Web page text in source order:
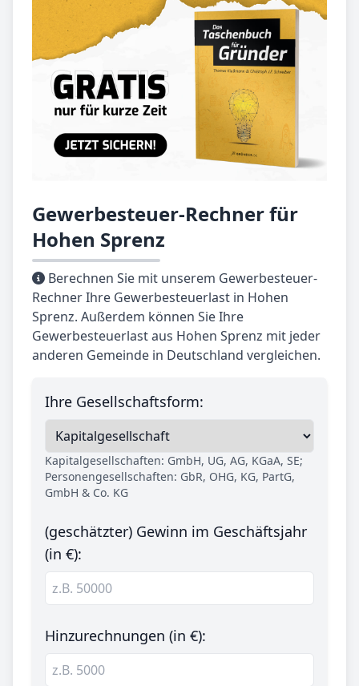
Gewerbesteuer-Rechner für
Hohen Sprenz
Berechnen Sie mit unserem Gewerbesteuer-
Rechner Ihre Gewerbesteuerlast in Hohen
Sprenz. Außerdem können Sie Ihre
Gewerbesteuerlast aus Hohen Sprenz mit jeder
anderen Gemeinde in Deutschland vergleichen.
Ihre Gesellschaftsform:
Kapitalgesellschaften: GmbH, UG, AG, KGaA, SE;
Personengesellschaften: GbR, OHG, KG, PartG,
GmbH & Co. KG
(geschätzter) Gewinn im Geschäftsjahr
(in €):
Hinzurechnungen (in €):